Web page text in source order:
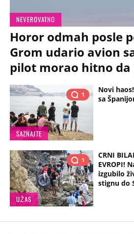
1
SAZNAJTE
Novi
sa
1
UŽAS
CRNI
EVROPI!
izgubilo
stignu do
NEVEROVATNO
Horor odmah posle
Grom udario avion
pilot morao hitno da